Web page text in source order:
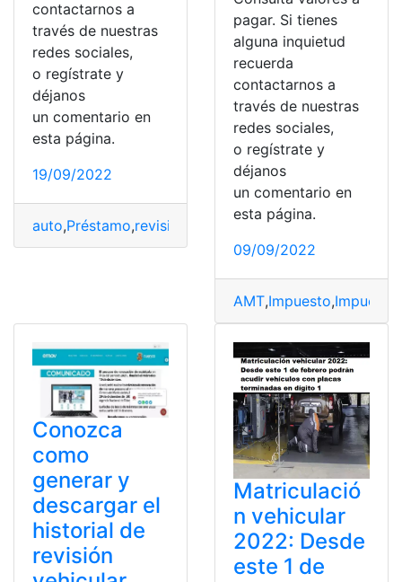
contactarnos a
través de nuestras
redes sociales,
o regístrate y
déjanos
un comentario en
esta página.
19/09/2022
auto,Préstamo,revisiones Tramites ,Vender
pagar. Si tienes
alguna inquietud
recuerda
contactarnos a
través de nuestras
redes sociales,
o regístrate y
déjanos
un comentario en
esta página.
09/09/2022
AMT,Impuesto,
Conozca
como
generar y
descargar el
historial de
revisión
Matriculació
n vehicular
2022: Desde
este 1 de